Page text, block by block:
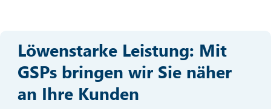
Löwenstarke Leistung: Mit
GSPs bringen wir Sie näher
an Ihre Kunden